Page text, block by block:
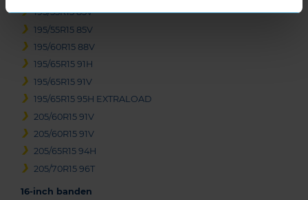
195/55R15 85V
195/55R15 85V
195/60R15 88V
195/65R15 91H
195/65R15 91V
195/65R15 95H EXTRALOAD
205/60R15 91V
205/60R15 91V
205/65R15 94H
205/70R15 96T
16-inch banden